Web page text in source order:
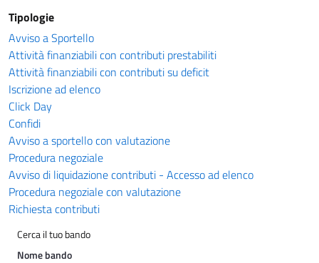
Tipologie
Avviso a Sportello
Attività finanziabili con contributi prestabiliti
Attività finanziabili con contributi su deficit
Iscrizione ad elenco
Click Day
Confidi
Avviso a sportello con valutazione
Procedura negoziale
Avviso di liquidazione contributi - Accesso ad elenco
Procedura negoziale con valutazione
Richiesta contributi
Cerca il tuo bando
Nome bando